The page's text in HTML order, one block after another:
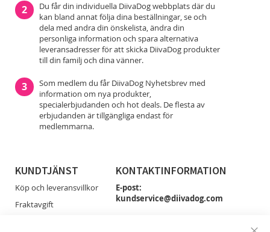
2
Du får din individuella DiivaDog webbplats där du
kan bland annat följa dina beställningar, se och
dela med andra din önskelista, ändra din
personliga information och spara alternativa
leveransadresser för att skicka DiivaDog produkter
till din familj och dina vänner.
3
Som medlem du får DiivaDog Nyhetsbrev med
information om nya produkter,
specialerbjudanden och hot deals. De flesta av
erbjudanden är tillgängliga endast för
medlemmarna.
KUNDTJÄNST
Köp och leveransvillkor
Fraktavgift
KONTAKTINFORMATION
E-post:
kundservice@diivadog.com